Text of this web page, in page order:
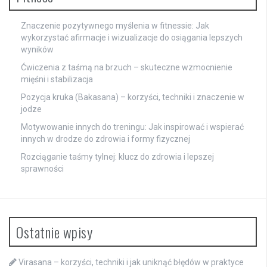
Znaczenie pozytywnego myślenia w fitnessie: Jak
wykorzystać afirmacje i wizualizacje do osiągania lepszych
wyników
Ćwiczenia z taśmą na brzuch – skuteczne wzmocnienie
mięśni i stabilizacja
Pozycja kruka (Bakasana) – korzyści, techniki i znaczenie w
jodze
Motywowanie innych do treningu: Jak inspirować i wspierać
innych w drodze do zdrowia i formy fizycznej
Rozciąganie taśmy tylnej: klucz do zdrowia i lepszej
sprawności
Ostatnie wpisy
Virasana – korzyści, techniki i jak uniknąć błędów w praktyce